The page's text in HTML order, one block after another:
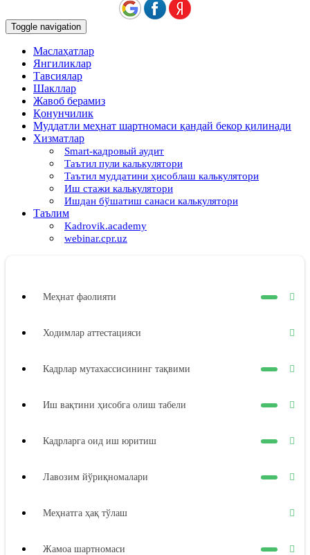
Toggle navigation
Маслаҳатлар
Янгиликлар
Тавсиялар
Шакллар
Жавоб берамиз
Қонунчилик
Муддатли меҳнат шартномаси қандай бекор қилинади
Хизматлар
Smart-кадровый аудит
Таътил пули калькулятори
Таътил муддатини ҳисоблаш калькулятори
Иш стажи калькулятори
Ишдан бўшатиш санаси калькулятори
Таълим
Kadrovik.academy
webinar.cpr.uz
Меҳнат фаолияти
Ходимлар аттестацияси
Кадрлар мутахассисининг тақвими
Иш вақтини ҳисобга олиш табели
Кадрларга оид иш юритиш
Лавозим йўриқномалари
Меҳнатга ҳақ тўлаш
Жамоа шартномаси